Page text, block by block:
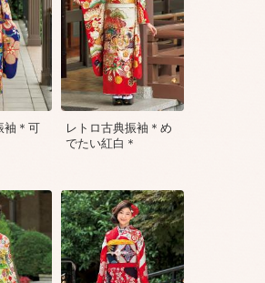
袖＊可
レトロ古典振袖＊め
でたい紅白＊